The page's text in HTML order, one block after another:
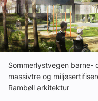
eBlad
Aktivitetskalender
Bransjekommentar
Sommerlystvegen barne-
massivtre og
Rambøll arkitektur